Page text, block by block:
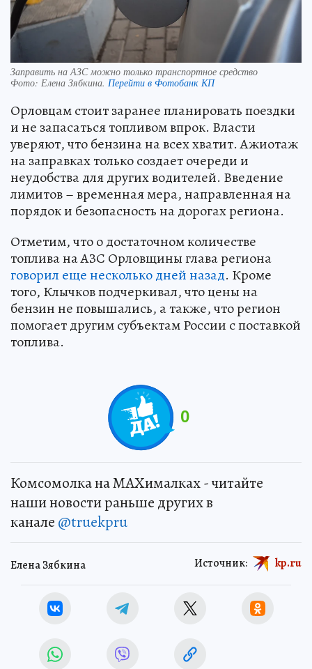
Заправить на АЗС можно только транспортное средство
Фото: Елена Зябкина. Перейти в Фотобанк КП
Орловцам стоит заранее планировать поездки
и не запасаться топливом впрок. Власти
уверяют, что бензина на всех хватит. Ажиотаж
на заправках только создает очереди и
неудобства для других водителей. Введение
лимитов – временная мера, направленная на
порядок и безопасность на дорогах региона.
Отметим, что о достаточном количестве
топлива на АЗС Орловщины глава региона
говорил еще несколько дней назад. Кроме
того, Клычков подчеркивал, что цены на
бензин не повышались, а также, что регион
помогает другим субъектам России с поставкой
топлива.
0
Комсомолка на MAXималках - читайте
наши новости раньше других в
канале @truekpru
Елена Зябкина Источник: kp.ru